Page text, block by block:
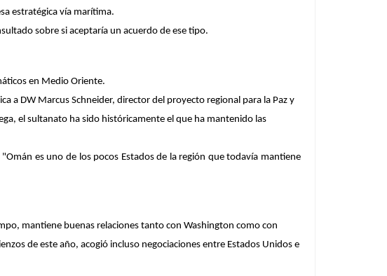
estratégica vía marítima.
sobre si aceptaría un acuerdo de ese tipo.
en Medio Oriente.
a DW Marcus Schneider, director del proyecto regional para la Paz y
el sultanato ha sido históricamente el que ha mantenido las
es uno de los pocos Estados de la región que todavía mantiene
mantiene buenas relaciones tanto con Washington como con
de este año, acogió incluso negociaciones entre Estados Unidos e